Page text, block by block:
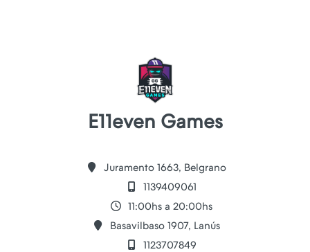
E11even Games
Juramento 1663, Belgrano
1139409061
11:00hs a 20:00hs
Basavilbaso 1907, Lanús
1123707849